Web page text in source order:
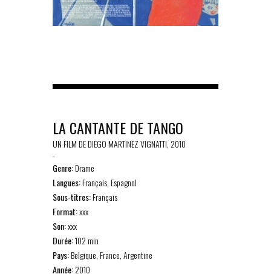
LA CANTANTE DE TANGO
UN FILM DE DIEGO MARTINEZ VIGNATTI, 2010
-
Genre:Drame
Langues:Français, Espagnol
Sous-titres:Français
Format:xxx
Son:xxx
Durée:102 min
Pays:Belgique, France, Argentine
Année:2010